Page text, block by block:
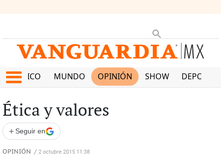
MÉXICO MUNDO OPINIÓN SHOW
Ética y valores
+ Seguir en
OPINIÓN / 2 octubre 2015 11:38